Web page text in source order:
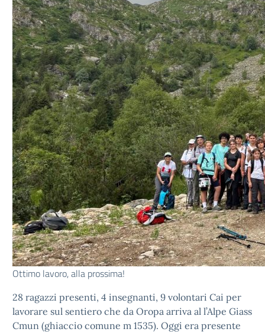
Ottimo lavoro, alla prossima!
28 ragazzi presenti, 4 insegnanti, 9 volontari Cai per
lavorare sul sentiero che da Oropa arriva al l’Alpe Giass
Cmun (ghiaccio comune m 1535). Oggi era presente